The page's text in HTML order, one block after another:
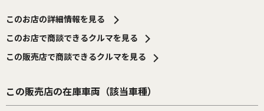
このお店の詳細情報を見る
このお店で商談できるクルマを見る
この販売店で商談できるクルマを見る
この販売店の在庫車両（該当車種）